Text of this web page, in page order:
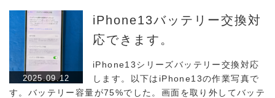
2025.09.12
iPhone13バッテリー交換対
応できます。
iPhone13シリーズバッテリー交換対応
します。以下はiPhone13の作業写真で
す。バッテリー容量が75%でした。画面を取り外してバッテ